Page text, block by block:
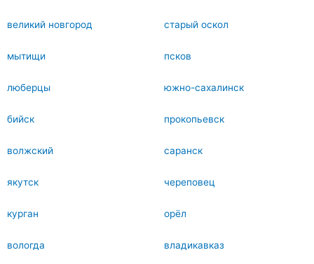
великий новгород старый оскол
мытищи псков
люберцы южно-сахалинск
бийск прокопьевск
волжский саранск
якутск череповец
курган орёл
вологда владикавказ